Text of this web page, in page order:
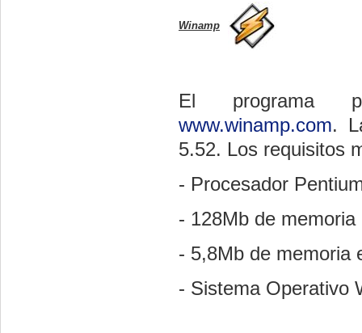
Winamp
El programa
www.winamp.com.
5.52. Los requisitos
- Procesador
- 128Mb de
- 5,8Mb de memoria
- Sistema Operativo